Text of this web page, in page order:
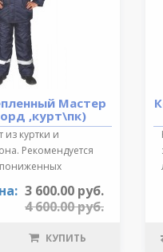
Мастер
,курт\пк)
из куртки и
Рекомендуется
3 600.00 руб.
4 600.00 руб.
КУПИТЬ